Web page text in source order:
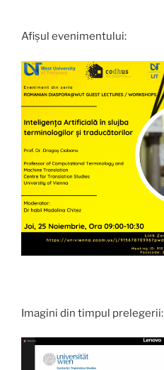
Afișul evenimentului:
Imagini din timpul prelegerii: